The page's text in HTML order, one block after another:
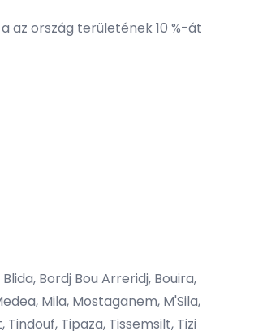
az ország területének 10 %-át
Bordj Bou Arreridj, Bouira,
Mila, Mostaganem, M'Sila,
Tipaza, Tissemsilt, Tizi